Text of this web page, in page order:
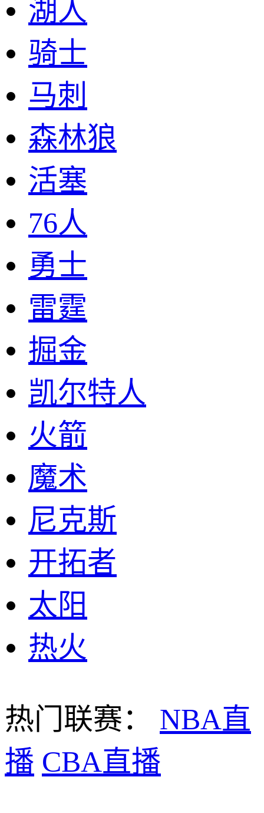
湖人
骑士
马刺
森林狼
活塞
76人
勇士
雷霆
掘金
凯尔特人
火箭
魔术
尼克斯
开拓者
太阳
热火
热门联赛：
NBA直
播 CBA直播